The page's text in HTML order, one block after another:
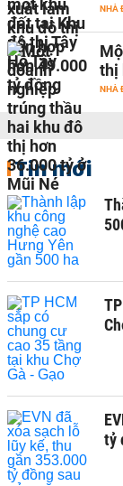
NHÀ
thị
NHÀ
Tin mới
tỷ